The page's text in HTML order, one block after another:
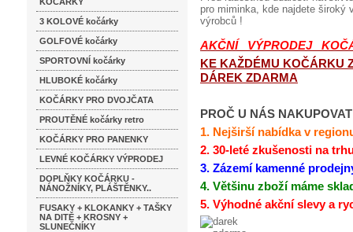
3 KOLOVÉ kočárky
GOLFOVÉ kočárky
SPORTOVNÍ kočárky
HLUBOKÉ kočárky
KOČÁRKY PRO DVOJČATA
PROUTĚNÉ kočárky retro
KOČÁRKY PRO PANENKY
LEVNÉ KOČÁRKY VÝPRODEJ
DOPLŇKY KOČÁRKU -
NÁNOŽNÍKY, PLÁŠTĚNKY..
FUSAKY + KLOKANKY + TAŠKY
NA DITĚ + KROSNY +
SLUNEČNÍKY
pro miminka, kde najdete
výrobců !
AKČNÍ VÝPRODEJ
KE KAŽDÉMU KOČÁRKU
DÁREK ZDARMA
PROČ U NÁS
1. Nejširší nabídka v
2. 30-leté zkušenosti na
3. Zázemí kamenné
4. Většinu zboží máme
5. Výhodné akční slevy a